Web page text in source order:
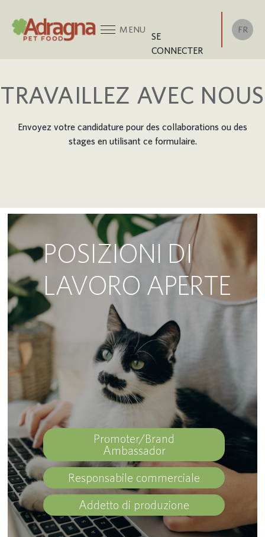
MENU
SE
CONNECTER
FR
TRAVAILLEZ AVEC NOUS
Envoyez votre candidature pour des collaborations ou des
stages en utilisant ce formulaire.
POSIZIONI DI
LAVORO APERTE
Promoter/Brand
Ambassador
Responsabile commerciale
Addetto di produzione